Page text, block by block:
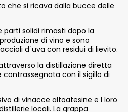
che si ricava dalla bucce delle
parti solidi rimasti dopo la
di vino e sono
d`uva con residui di lievito.
la distillazione diretta
con il sigillo di
di vinacce altoatesine e l loro
locali. La grappa